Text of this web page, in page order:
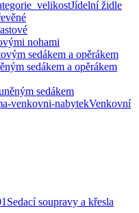
Jídelní židle
nohami
sedákem a opěrákem
sedákem a opěrákem
sedákem
Venkovní
Sedací soupravy a křesla